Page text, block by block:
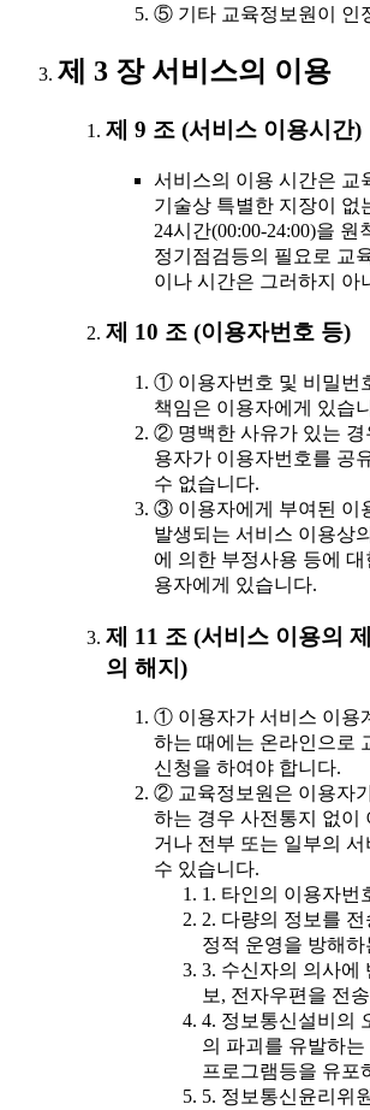
⑤ 기타 교육정보원이 인
제 3 장 서비스의 이용
제 9 조 (서비스 이용시간)
서비스의 이용 시간은 교
기술상 특별한 지장이 없
24시간(00:00-24:00)을
정기점검등의 필요로 교
이나 시간은 그러하지 아
제 10 조 (이용자번호 등)
① 이용자번호 및 비밀번
책임은 이용자에게 있습
② 명백한 사유가 있는 경
용자가 이용자번호를 공
수 없습니다.
③ 이용자에게 부여된 이
발생되는 서비스 이용상
에 의한 부정사용 등에 대
용자에게 있습니다.
제 11 조 (서비스 이용의
의 해지)
① 이용자가 서비스 이용
하는 때에는 온라인으로
신청을 하여야 합니다.
② 교육정보원은 이용자
하는 경우 사전통지 없이
거나 전부 또는 일부의
수 있습니다.
1. 타인의 이용자번
2. 다량의 정보를
정적 운영을 방해하
3. 수신자의 의사에
보, 전자우편을 전
4. 정보통신설비의
의 파괴를 유발하
프로그램등을 유포
5. 정보통신윤리위